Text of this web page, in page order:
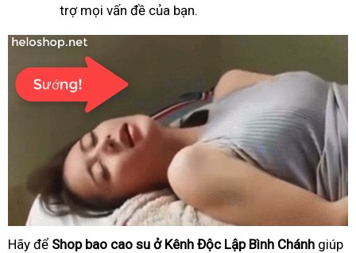
trợ mọi vấn đề của bạn.
Hãy để Shop bao cao su ở Kênh Độc Lập Bình Chánh giúp